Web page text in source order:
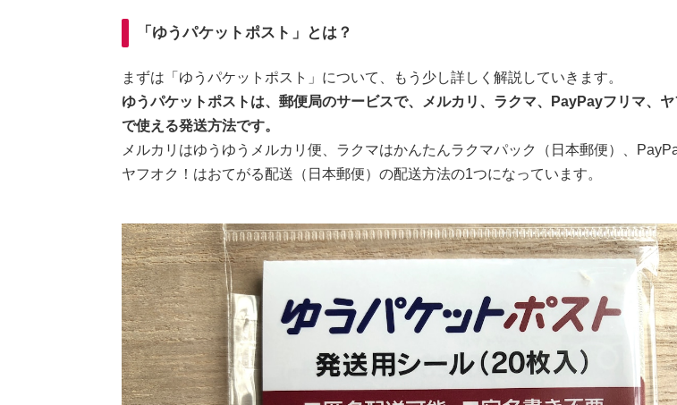
「ゆうパケットポスト」とは？
まずは「ゆうパケットポスト」について、もう少し詳しく解説していきます。
ゆうパケットポストは、郵便局のサービスで、メルカリ、ラクマ、PayPayフリマ、ヤ
で使える発送方法です。
メルカリはゆうゆうメルカリ便、ラクマはかんたんラクマパック（日本郵便）、
ヤフオク！はおてがる配送（日本郵便）の配送方法の1つになっています。